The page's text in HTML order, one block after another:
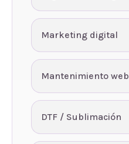
Marketing digital
Mantenimiento web
DTF / Sublimación